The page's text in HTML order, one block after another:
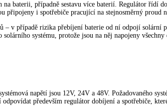
baterii, případně sestavu více baterií. Regulátor řídí
připojeny i spotřebiče pracující na stejnosměrný proud
– v případě rizika přebíjení baterie od ní odpojí solární
systému, protože jsou na něj napojeny
napětí jsou 12V, 24V a 48V. Požadovaného
především regulátor dobíjení a spotřebiče,